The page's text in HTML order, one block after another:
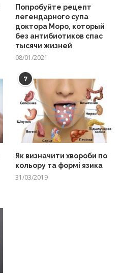
Попробуйте рецепт
легендарного супа
доктора Моро, который
без антибиотиков спас
тысячи жизней
08/01/2021
7
Як визначити хвороби по
кольору та формі язика
31/03/2019